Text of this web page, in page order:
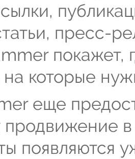
пресс-
покажет,
на которые
еще
продвижение
появляются